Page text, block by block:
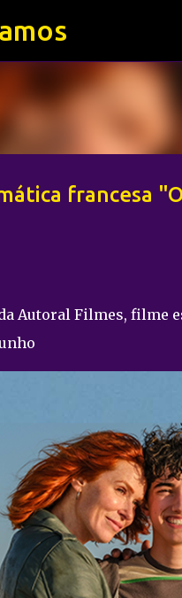
francesa
Autoral Filmes, filme